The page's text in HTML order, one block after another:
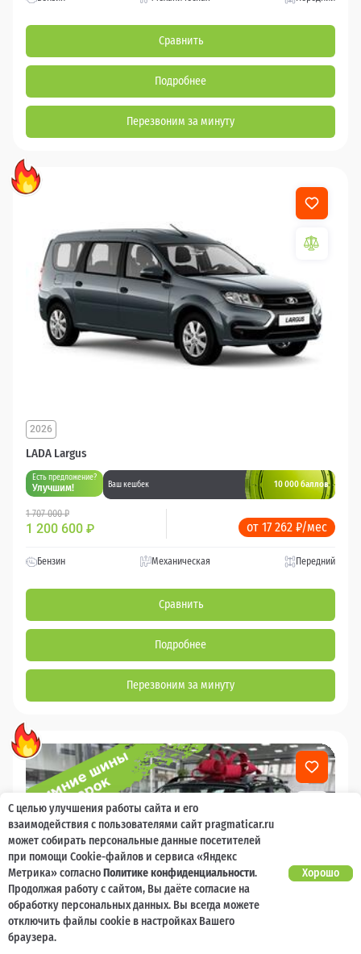
Сравнить
Подробнее
Перезвоним за минуту
LADA Largus
2026
Есть предложение?
Улучшим! Ваш кешбек 10 000 баллов
1 707 000 ₽
1 200 600 ₽ от 17 262 ₽/мес
Бензин Механическая Передний
Сравнить
Подробнее
Перезвоним за минуту
С целью улучшения работы сайта и его
взаимодействия с пользователями сайт pragmaticar.ru
может собирать персональные данные посетителей
при помощи Cookie-файлов и сервиса «Яндекс
Метрика» согласноПолитике конфиденциальности.
Продолжая работу с сайтом, Вы даёте согласие на
обработку персональных данных. Вы всегда можете
отключить файлы cookie в настройках Вашего
браузера.
Хорошо